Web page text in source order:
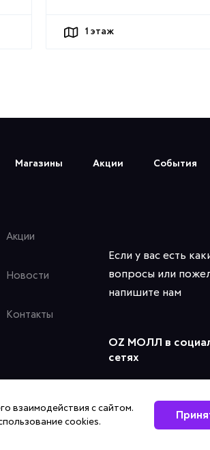
1 этаж
Магазины Акции События
Акции
Новости
Контакты
Если у вас есть
вопросы или
напишите нам
OZ МОЛЛ в
сетях
взаимодействия с сайтом.
cookies.